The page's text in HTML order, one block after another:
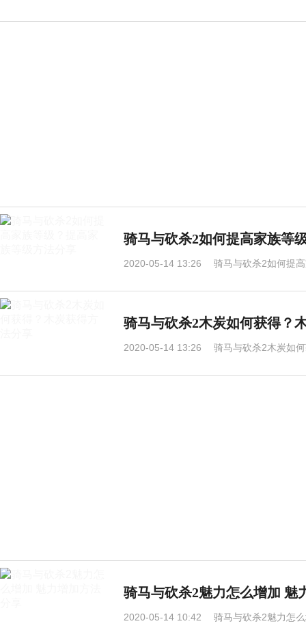
骑马与砍杀2如何提高家族等
2020-05-14 13:26 骑马与砍杀2如何提
骑马与砍杀2木炭如何获得？
2020-05-14 13:26 骑马与砍杀2木炭如
骑马与砍杀2魅力怎么增加 魅
2020-05-14 10:42 骑马与砍杀2魅力怎